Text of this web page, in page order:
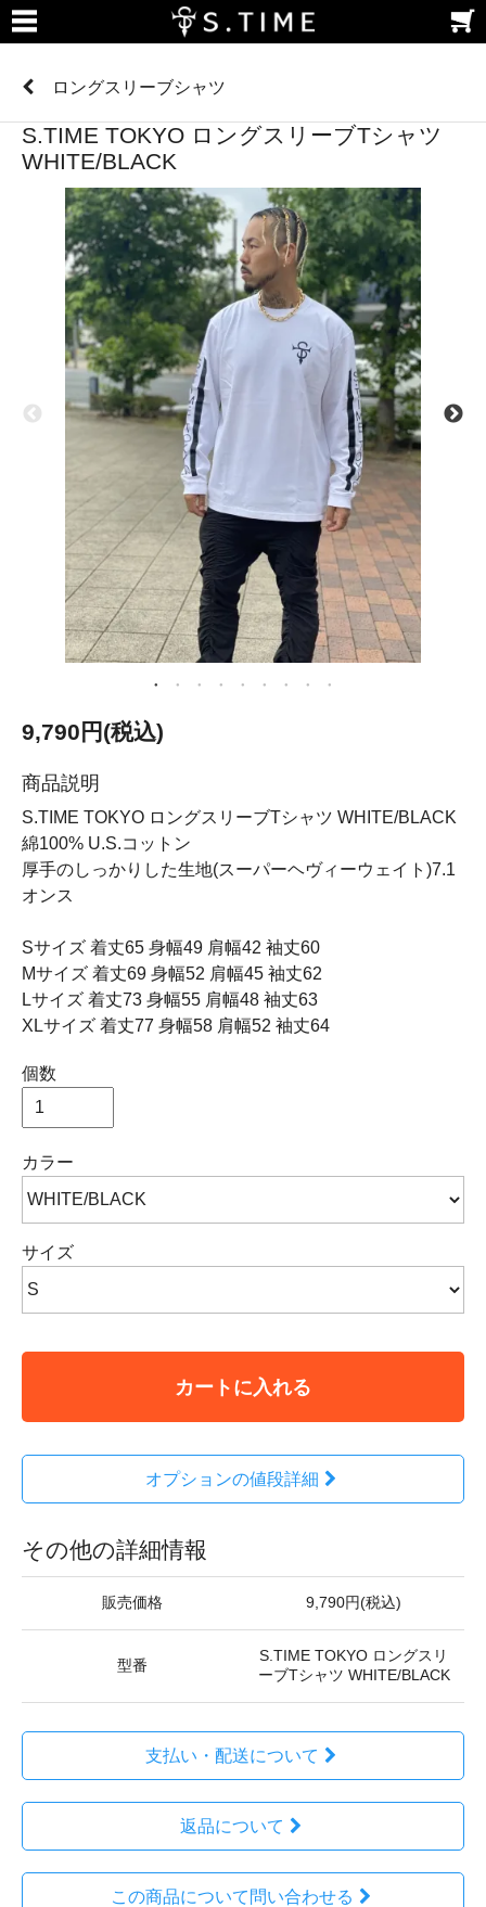
ロングスリーブシャツ
S.TIME TOKYO ロングスリーブTシャツ
WHITE/BLACK
9,790円(税込)
商品説明
S.TIME TOKYO ロングスリーブTシャツ WHITE/BLACK
綿100% U.S.コットン
厚手のしっかりした生地(スーパーヘヴィーウェイト)7.1
オンス
Sサイズ 着丈65 身幅49 肩幅42 袖丈60
Mサイズ 着丈69 身幅52 肩幅45 袖丈62
Lサイズ 着丈73 身幅55 肩幅48 袖丈63
XLサイズ 着丈77 身幅58 肩幅52 袖丈64
個数
カラー
サイズ
カートに入れる
オプションの値段詳細
その他の詳細情報
販売価格 9,790円(税込)
型番
S.TIME TOKYO ロングスリ
ーブTシャツ WHITE/BLACK
支払い・配送について
返品について
この商品について問い合わせる